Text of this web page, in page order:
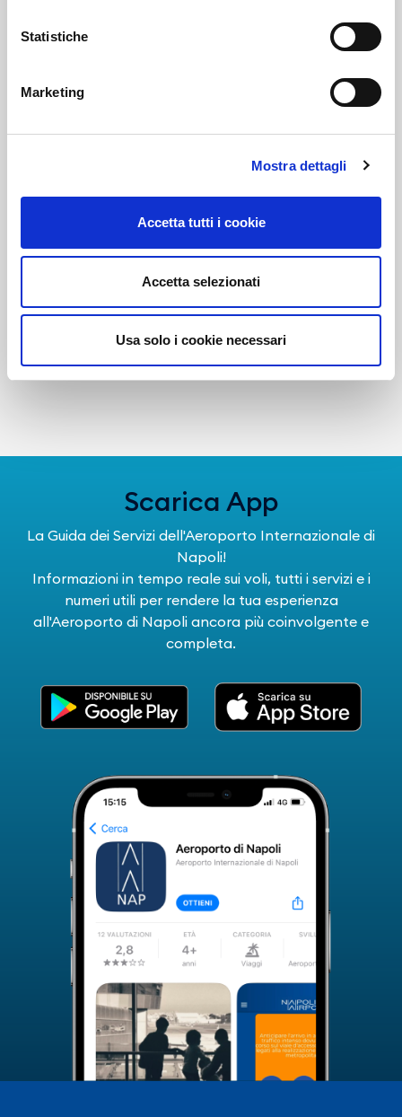
Statistiche
Marketing
Mostra dettagli
Accetta tutti i cookie
Accetta selezionati
Usa solo i cookie necessari
Bar e Ristoranti
Scarica App
La Guida dei Servizi dell'Aeroporto Internazionale di
Napoli!
Informazioni in tempo reale sui voli, tutti i servizi e i
numeri utili per rendere la tua esperienza
all'Aeroporto di Napoli ancora più coinvolgente e
completa.